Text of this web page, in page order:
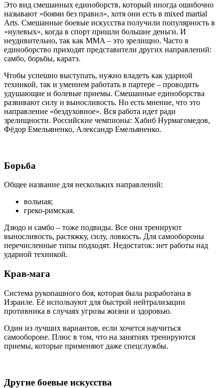
Это вид смешанных единоборств, который иногда ошибочно
называют «боями без правил», хотя они есть в mixed martial
Arts. Смешанные боевые искусства получили популярность в
«нулевых», когда в спорт пришли большие деньги. И
неудивительно, так как MMA – это зрелищно. Часто в
единоборство приходят представители других направлений:
самбо, борьбы, каратэ.
Чтобы успешно выступать, нужно владеть как ударной
техникой, так и умением работать в партере – проводить
удушающие и болевые приемы. Смешанные единоборства
развивают силу и выносливость. Но есть мнение, что это
направление «бездуховное». Вся работа идет ради
зрелищности. Российские чемпионы: Хабиб Нурмагомедов,
Фёдор Емельяненко, Александр Емельяненко.
Борьба
Общее название для нескольких направлений:
вольная;
греко-римская.
Дзюдо и самбо – тоже подвиды. Все они тренируют
выносливость, растяжку, силу, ловкость. Для самообороны
перечисленные типы подходят. Недостаток: нет работы над
ударной техникой.
Крав-мага
Система рукопашного боя, которая была разработана в
Израиле. Её используют для быстрой нейтрализации
противника в случаях угрозы жизни и здоровью.
Один из лучших вариантов, если хочется научиться
самообороне. Плюс в том, что на занятиях тренируются
приемы, которые применяют даже спецслужбы.
Другие боевые искусства